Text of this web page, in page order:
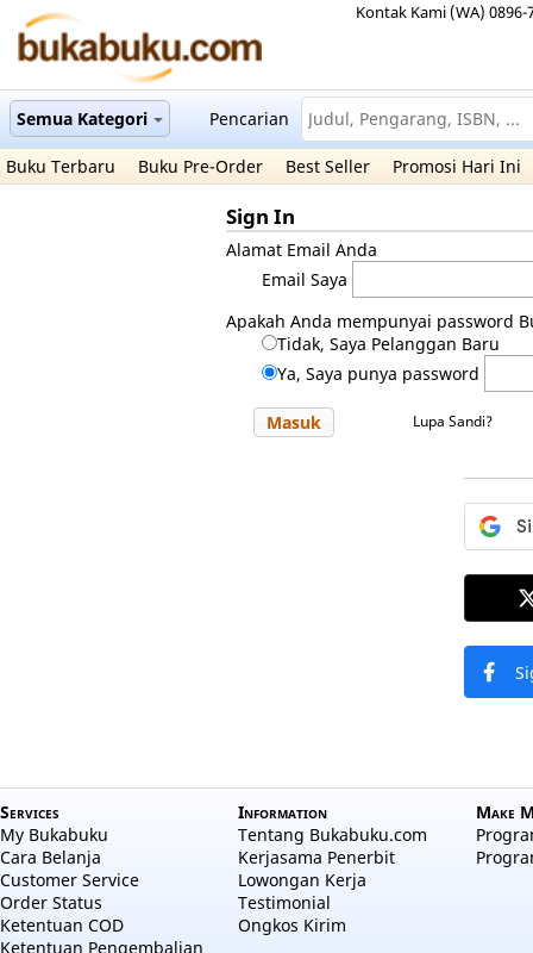
Kontak Kami (WA) 0896-
Semua Kategori Pencarian
Buku Terbaru Buku Pre-Order Best Seller Promosi Hari Ini
Sign In
Alamat Email Anda
Email Saya
Apakah Anda mempunyai password
Tidak, Saya Pelanggan Baru
Ya, Saya punya password
Masuk Lupa Sandi?
Services
My Bukabuku
Cara Belanja
Customer Service
Order Status
Ketentuan COD
Ketentuan Pengembalian
Information
Tentang Bukabuku.com
Kerjasama Penerbit
Lowongan Kerja
Testimonial
Ongkos Kirim
Make